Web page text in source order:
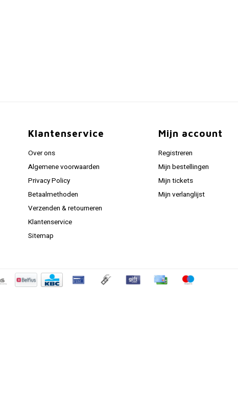
Klantenservice
Over ons
Algemene voorwaarden
Privacy Policy
Betaalmethoden
Verzenden & retourneren
Klantenservice
Sitemap
Mijn account
Registreren
Mijn bestellingen
Mijn tickets
Mijn verlanglijst